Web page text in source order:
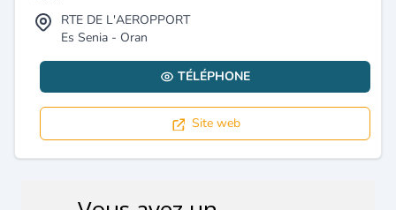
RTE DE L'AEROPPORT
Es Senia - Oran
TÉLÉPHONE
Site web